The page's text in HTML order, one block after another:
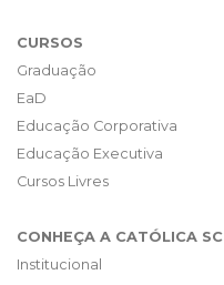
CURSOS
Graduação
EaD
Educação Corporativa
Educação Executiva
Cursos Livres
CONHEÇA A CATÓLICA SC
Institucional